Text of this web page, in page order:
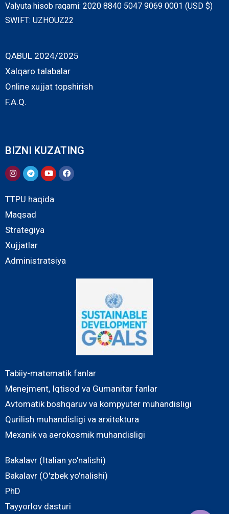
Valyuta hisob raqami: 2020 8840 5047 9069 0001 (USD $)
SWIFT: UZHOUZ22
QABUL 2024/2025
Xalqaro talabalar
Online xujjat topshirish
F.A.Q.
BIZNI KUZATING
TTPU haqida
Maqsad
Strategiya
Xujjatlar
Administratsiya
Tabiiy-matematik fanlar
Menejment, Iqtisod va Gumanitar fanlar
Avtomatik boshqaruv va kompyuter muhandisligi
Qurilish muhandisligi va arxitektura
Mexanik va aerokosmik muhandisligi
Bakalavr (Italian yo'nalishi)
Bakalavr (O'zbek yo'nalishi)
PhD
Tayyorlov dasturi